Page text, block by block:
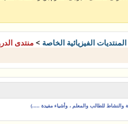
الفيزيائية الخاصة > منتدى
والنشاط للطالب والمعلم ، وأشياء مفيدة .....)